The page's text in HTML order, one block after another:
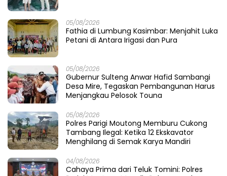
05/08/2026
Fathia di Lumbung Kasimbar: Menjahit Luka
Petani di Antara Irigasi dan Pura
05/08/2026
Gubernur Sulteng Anwar Hafid Sambangi
Desa Mire, Tegaskan Pembangunan Harus
Menjangkau Pelosok Touna
05/08/2026
Polres Parigi Moutong Memburu Cukong
Tambang Ilegal: Ketika 12 Ekskavator
Menghilang di Semak Karya Mandiri
04/08/2026
Cahaya Prima dari Teluk Tomini: Polres